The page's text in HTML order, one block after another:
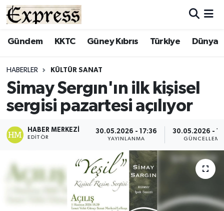
Gündem KKTC Güney Kıbrıs Türkiye Dünya
HABERLER KÜLTÜR SANAT
Simay Sergın'ın ilk kişisel
sergisi pazartesi açılıyor
HABER MERKEZI
EDITÖR
30.05.2026 - 17:36
YAYINLANMA
30.05.2026 -
GÜNCELLEME
ALAYKÖY
BİLİM
ÇATALKÖY
DÜNYA
EĞİTİM
Hava Durumu
Süper Lig Puan Durumu ve Fikstür
Tüm Manşetler
Son Dakika Haberleri
Haber Arşivi